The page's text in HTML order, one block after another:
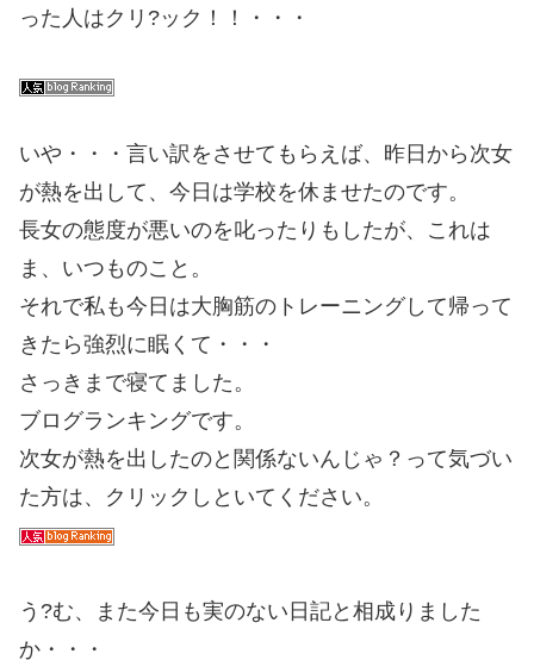
った人はクリ?ック！！・・・
いや・・・言い訳をさせてもらえば、昨日から次女
が熱を出して、今日は学校を休ませたのです。
長女の態度が悪いのを叱ったりもしたが、これは
ま、いつものこと。
それで私も今日は大胸筋のトレーニングして帰って
きたら強烈に眠くて・・・
さっきまで寝てました。
ブログランキングです。
次女が熱を出したのと関係ないんじゃ？って気づい
た方は、クリックしといてください。
う?む、また今日も実のない日記と相成りました
か・・・